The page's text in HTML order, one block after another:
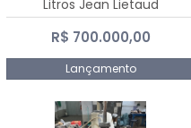
Litros Jean Lietaud
R$ 700.000,00
Lançamento